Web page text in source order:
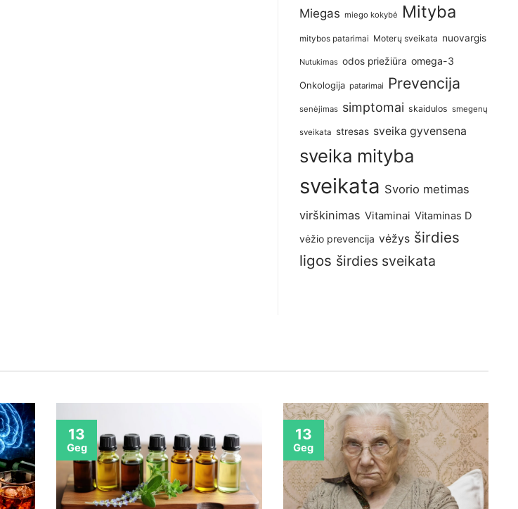
Miegas miego kokybė Mityba
mitybos patarimai Moterų sveikata nuovargis
Nutukimas odos priežiūra omega-3
Onkologija patarimai Prevencija
senėjimas simptomai skaidulos smegenų
sveikata stresas sveika gyvensena
sveika mityba
sveikata Svorio metimas
virškinimas Vitaminai Vitaminas D
vėžio prevencija vėžys širdies
ligos širdies sveikata
13
Geg
13
Geg